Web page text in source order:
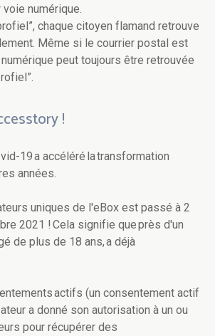
numérique.
chaque citoyen flamand retrouve
Même si le courrier postal est
peut toujours être retrouvée
!
19 a accéléré la transformation
années.
uniques de l'eBox est passé à 2
2021 ! Cela signifie que près d'un
de plus de 18 ans, a déjà
actifs (un consentement actif
a donné son autorisation à un ou
pour récupérer des